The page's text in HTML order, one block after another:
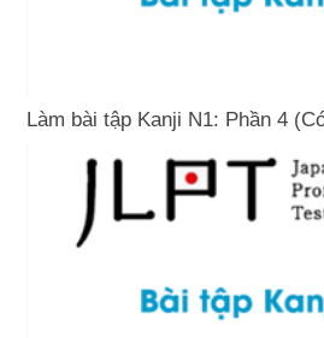
Làm bài tập Kanji N1: Phần 4